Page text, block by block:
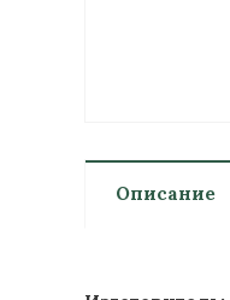
Описание